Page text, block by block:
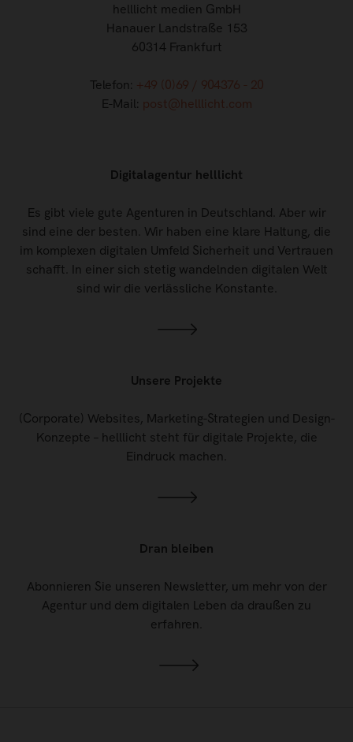
helllicht medien GmbH
Hanauer Landstraße 153
60314 Frankfurt
Telefon: +49 (0)69 / 904376 - 20
E-Mail: post@helllicht.com
Digitalagentur helllicht
Es gibt viele gute Agenturen in Deutschland. Aber wir
sind eine der besten. Wir haben eine klare Haltung, die
im komplexen digitalen Umfeld Sicherheit und Vertrauen
schafft. In einer sich stetig wandelnden digitalen Welt
sind wir die verlässliche Konstante.
Unsere Projekte
(Corporate) Websites, Marketing-Strategien und Design-
Konzepte – helllicht steht für digitale Projekte, die
Eindruck machen.
Dran bleiben
Abonnieren Sie unseren Newsletter, um mehr von der
Agentur und dem digitalen Leben da draußen zu
erfahren.